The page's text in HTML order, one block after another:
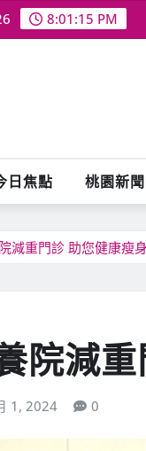
8:01:16 PM
日焦點 桃園新聞
減重門診 助您健康瘦身
院減
1, 2024 0